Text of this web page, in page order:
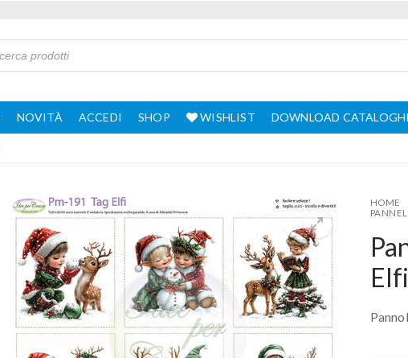
NOVITÀ ACCEDI SHOP WISHLIST DOWNLOAD CATALOGHI
HOME
Elfi